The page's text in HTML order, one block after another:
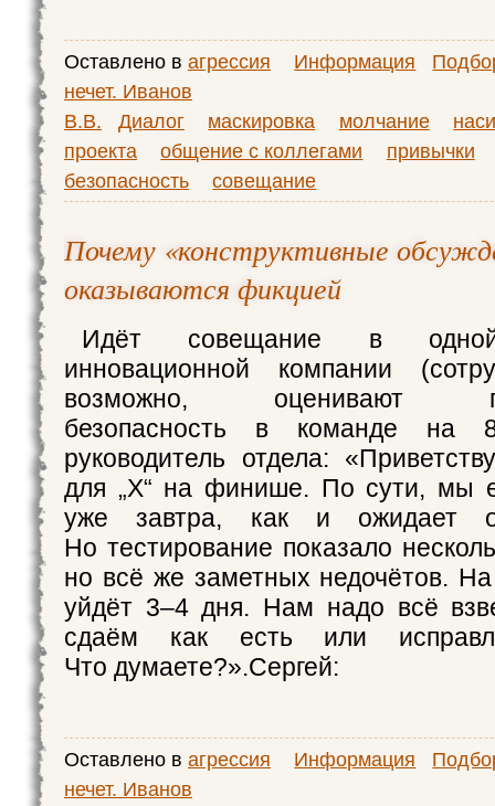
Оставлено в агрессия Информация
нечет. Иванов
В.В.
Диалог маскировка молчание
проекта
общение с коллегами
привычки
безопасность
совещание
Почему «конструктивные
оказываются фикцией
Идёт совещание в
инновационной компании
возможно, оценивают
безопасность в команде на
руководитель отдела:
для „Х“ на финише. По сути, мы
уже завтра, как и ожидает
Но тестирование показало
но всё же заметных недочётов.
уйдёт 3–4 дня. Нам надо всё
сдаём как есть или
Что думаете?».Сергей:
Оставлено в агрессия Информация
нечет. Иванов